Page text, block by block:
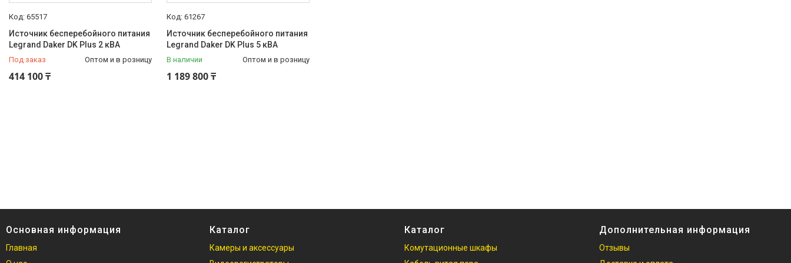
65517
Источник бесперебойного питания
Legrand Daker DK Plus 2 кВА
Под заказ Оптом и в розницу
414 100 ₸
61267
Источник бесперебойного питания
Legrand Daker DK Plus 5 кВА
В наличии Оптом и в розницу
1 189 800 ₸
Основная информация
Главная
Каталог
Камеры и аксессуары
Каталог
Комутационные шкафы
Дополнительная информация
Отзывы